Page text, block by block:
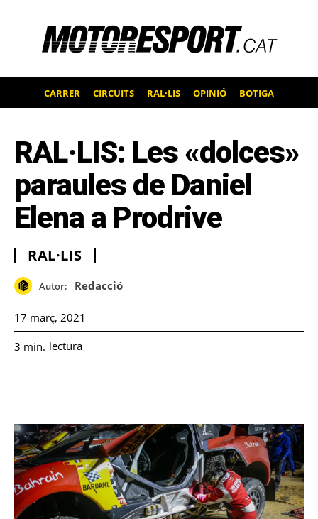
CARRER CIRCUITS RAL·LIS OPINIÓ BOTIGA
RAL·LIS: Les «dolces»
paraules de Daniel
Elena a Prodrive
RAL·LIS
Autor: Redacció
17 març, 2021
3 min. lectura